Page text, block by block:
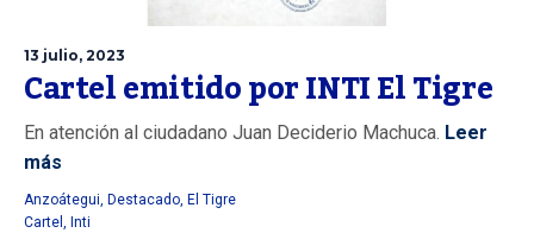
13 julio, 2023
Cartel emitido por INTI El Tigre
En atención al ciudadano Juan Deciderio Machuca. Leer
más
Anzoátegui, Destacado, El Tigre
Cartel , Inti